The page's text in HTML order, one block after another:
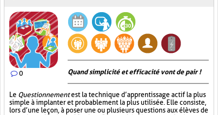
0 Quand simplicité et efficacité vont de pair !
Le Questionnementest la technique d’apprentissage actif la plus
simple à implanter et probablement la plus utilisée. Elle consiste,
lors d’une leçon, à poser une ou plusieurs questions aux élèves de